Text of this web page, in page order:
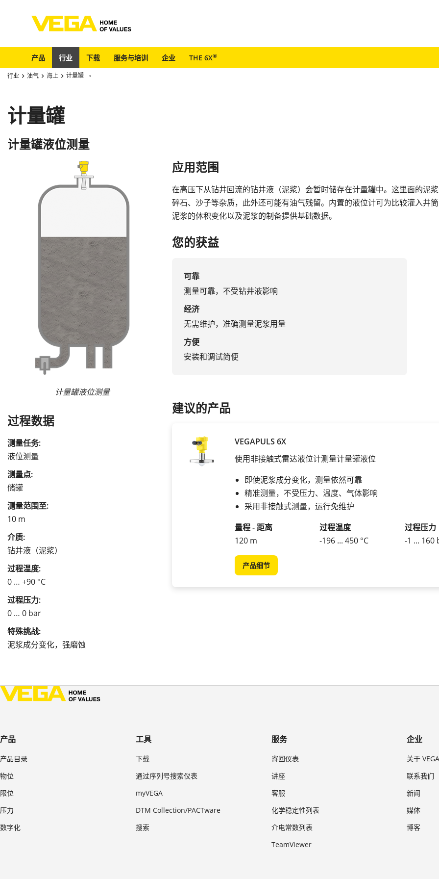
产品 行业 下载 服务与培训 企业 THE 6X®
行业 油气 海上 计量罐
计量罐
计量罐液位测量
计量罐液位测量
过程数据
测量任务:
液位测量
测量点:
储罐
测量范围至:
10 m
介质:
钻井液（泥浆）
过程温度:
0 … +90 °C
过程压力:
0 … 0 bar
特殊挑战:
泥浆成分变化，强磨蚀
应用范围
在高压下从钻井回流的钻井液（泥浆）会暂时储存在计量罐中。这里面的泥
碎石、沙子等杂质，此外还可能有油气残留。内置的液位计可为比较灌入井
泥浆的体积变化以及泥浆的制备提供基础数据。
您的获益
可靠
测量可靠，不受钻井液影响
经济
无需维护，准确测量泥浆用量
方便
安装和调试简便
建议的产品
VEGAPULS 6X
使用非接触式雷达液位计测量计量罐液位
即使泥浆成分变化，测量依然可靠
精准测量，不受压力、温度、气体影响
采用非接触式测量，运行免维护
量程 - 距离
120 m
过程温度
-196 ... 450 °C
过程压力
-1 ... 160
产品细节
产品
产品目录
物位
限位
压力
数字化
工具
下载
通过序列号搜索仪表
myVEGA
DTM Collection/PACTware
搜索
服务
寄回仪表
讲座
客服
化学稳定性列表
介电常数列表
TeamViewer
企业
关于
联系我们
新闻
媒体
博客